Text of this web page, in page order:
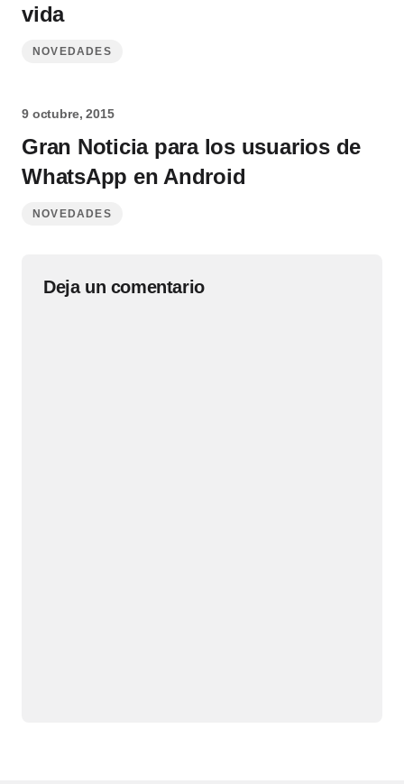
vida
NOVEDADES
9 octubre, 2015
Gran Noticia para los usuarios de
WhatsApp en Android
NOVEDADES
Deja un comentario